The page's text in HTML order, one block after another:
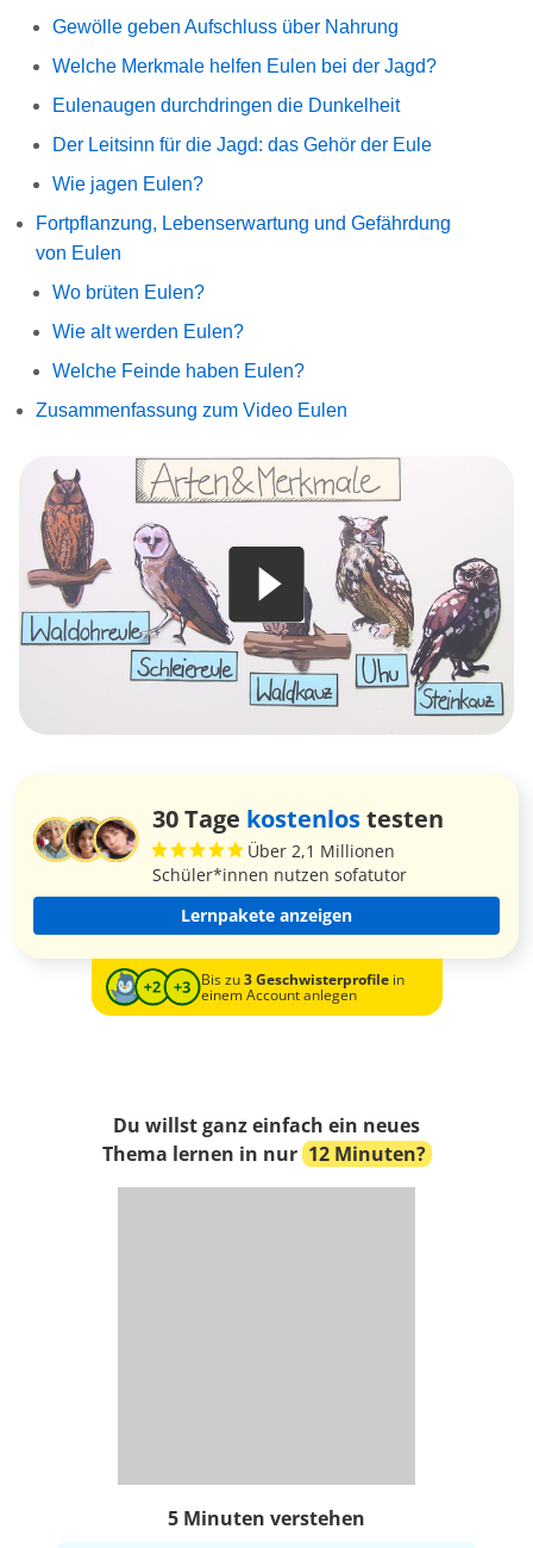
Gewölle geben Aufschluss über Nahrung
Welche Merkmale helfen Eulen bei der Jagd?
Eulenaugen durchdringen die Dunkelheit
Der Leitsinn für die Jagd: das Gehör der Eule
Wie jagen Eulen?
Fortpflanzung, Lebenserwartung und Gefährdung
von Eulen
Wo brüten Eulen?
Wie alt werden Eulen?
Welche Feinde haben Eulen?
Zusammenfassung zum Video Eulen
30 Tage kostenlostesten
Über 2,1 Millionen
Schüler*innen nutzen sofatutor
Lernpakete anzeigen
Bis zu3 Geschwisterprofilein
einem Account anlegen
Du willst ganz einfach ein neues
Thema lernen in nur 12 Minuten?
5 Minuten verstehen